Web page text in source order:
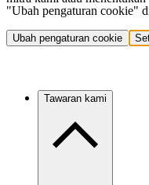
"Ubah pengaturan cookie"
Ubah pengaturan cookie
Tawaran kami